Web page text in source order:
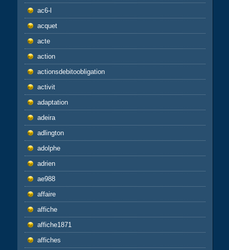
ac6-l
acquet
acte
action
actionsdebitoobligation
activit
adaptation
adeira
adlington
adolphe
adrien
ae988
affaire
affiche
affiche1871
affiches